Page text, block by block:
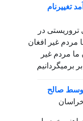
تغییرنام
تروریستی در
مردم غیر افغان
ما مردم غیر
برمیگردانیم
صالح
خراسان